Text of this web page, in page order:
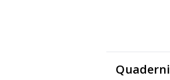
Quaderni